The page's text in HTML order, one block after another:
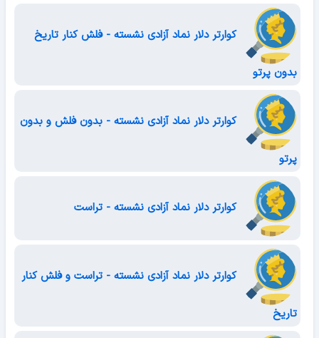
کوارتر دلار نماد آزادی نشسته - فلش کنار تاریخ
بدون پرتو
کوارتر دلار نماد آزادی نشسته - بدون فلش و بدون
پرتو
کوارتر دلار نماد آزادی نشسته - تراست
کوارتر دلار نماد آزادی نشسته - تراست و فلش کنار
تاریخ